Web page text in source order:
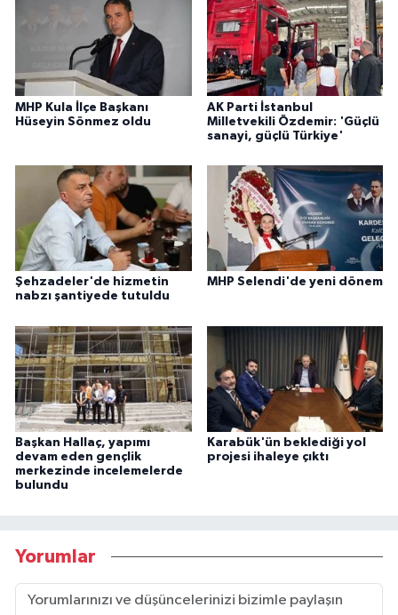
MHP Kula İlçe Başkanı
Hüseyin Sönmez oldu
AK Parti İstanbul
Milletvekili Özdemir: 'Güçlü
sanayi, güçlü Türkiye'
Şehzadeler'de hizmetin
nabzı şantiyede tutuldu
MHP Selendi'de yeni dönem
Başkan Hallaç, yapımı
devam eden gençlik
merkezinde incelemelerde
bulundu
Karabük'ün beklediği yol
projesi ihaleye çıktı
Yorumlar